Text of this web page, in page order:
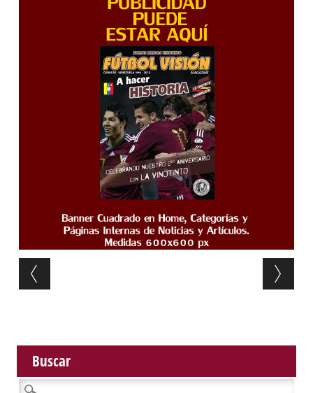
Post navigation
Buscar
Buscar: